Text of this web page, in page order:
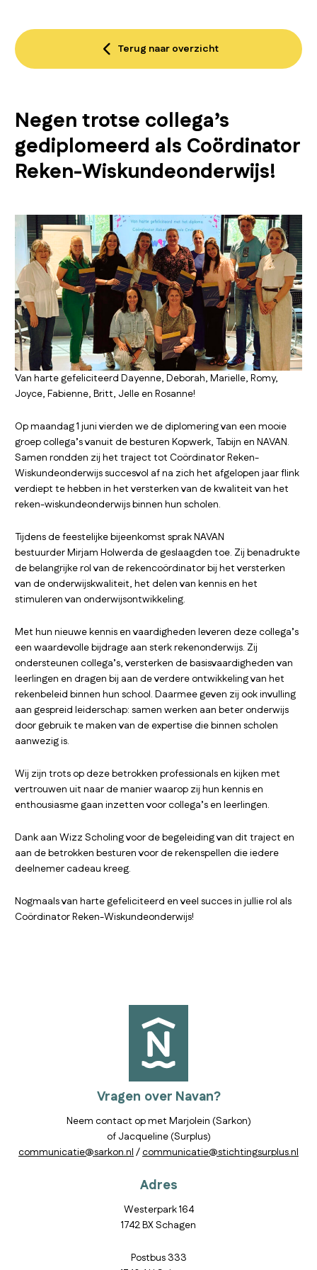
Terug naar overzicht
Negen trotse collega’s
gediplomeerd als Coördinator
Reken-Wiskundeonderwijs!
Van harte gefeliciteerd Dayenne, Deborah, Marielle, Romy,
Joyce, Fabienne, Britt, Jelle en Rosanne!
Op maandag 1 juni vierden we de diplomering van een mooie
groep collega’s vanuit de besturen Kopwerk, Tabijn en NAVAN.
Samen rondden zij het traject tot Coördinator Reken-
Wiskundeonderwijs succesvol af na zich het afgelopen jaar flink
verdiept te hebben in het versterken van de kwaliteit van het
reken-wiskundeonderwijs binnen hun scholen.
Tijdens de feestelijke bijeenkomst sprak NAVAN
bestuurder Mirjam Holwerda de geslaagden toe. Zij benadrukte
de belangrijke rol van de rekencoördinator bij het versterken
van de onderwijskwaliteit, het delen van kennis en het
stimuleren van onderwijsontwikkeling.
Met hun nieuwe kennis en vaardigheden leveren deze collega’s
een waardevolle bijdrage aan sterk rekenonderwijs. Zij
ondersteunen collega’s, versterken de basisvaardigheden van
leerlingen en dragen bij aan de verdere ontwikkeling van het
rekenbeleid binnen hun school. Daarmee geven zij ook invulling
aan gespreid leiderschap: samen werken aan beter onderwijs
door gebruik te maken van de expertise die binnen scholen
aanwezig is.
Wij zijn trots op deze betrokken professionals en kijken met
vertrouwen uit naar de manier waarop zij hun kennis en
enthousiasme gaan inzetten voor collega’s en leerlingen.
Dank aan Wizz Scholing voor de begeleiding van dit traject en
aan de betrokken besturen voor de rekenspellen die iedere
deelnemer cadeau kreeg.
Nogmaals van harte gefeliciteerd en veel succes in jullie rol als
Coördinator Reken-Wiskundeonderwijs!
Vragen over Navan?
Neem contact op met Marjolein (Sarkon)
of Jacqueline (Surplus)
communicatie@sarkon.nl / communicatie@stichtingsurplus.nl
Adres
Westerpark 164
1742 BX Schagen
Postbus 333